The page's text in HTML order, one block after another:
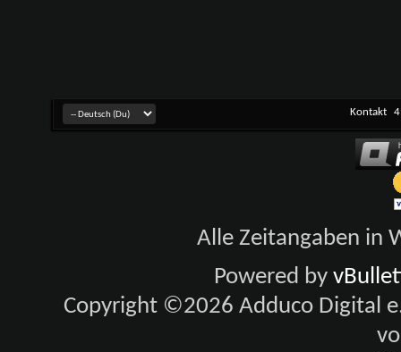
Kontakt
Alle Zeitangaben in
Powered by
Copyright ©2026 Adduco Digital